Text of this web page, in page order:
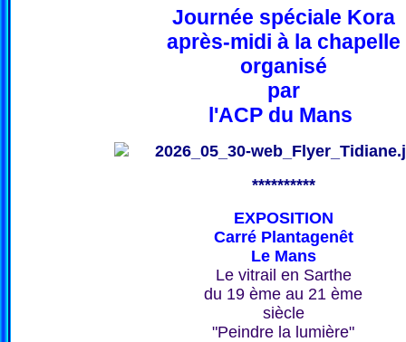
Journée spéciale Kora
après-midi à la chapelle
organisé
par
l'ACP du Mans
**********
EXPOSITION
Carré Plantagenêt
Le Mans
Le vitrail en Sarthe
du 19 ème au 21 ème
siècle
"Peindre la lumière"